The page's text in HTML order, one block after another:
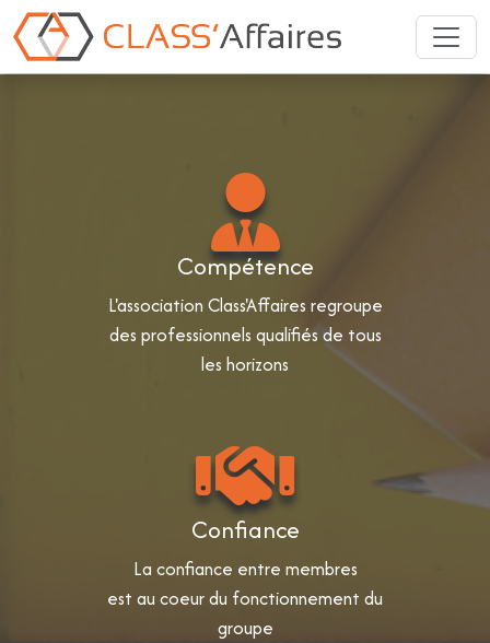
Aller au contenu principal
Compétence
L'association Class'Affaires regroupe
des professionnels qualifiés de tous
les horizons
Confiance
La confiance entre membres
est au coeur du fonctionnement du
groupe